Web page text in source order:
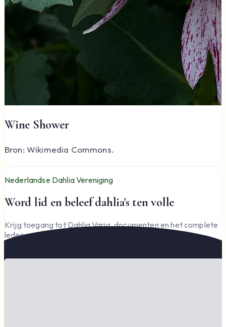
Wine Shower
Bron: Wikimedia Commons.
Nederlandse Dahlia Vereniging
Word lid en beleef dahlia's ten volle
Krijg toegang tot Dahlia Varia, documenten en het complete
ledengedeelte — en steun de vereniging.